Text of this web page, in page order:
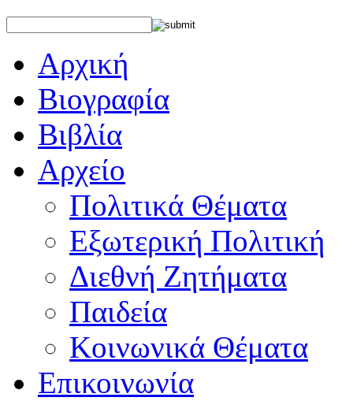
Αρχική
Βιογραφία
Βιβλία
Αρχείο
Πολιτικά Θέματα
Εξωτερική Πολιτική
Διεθνή Ζητήματα
Παιδεία
Κοινωνικά Θέματα
Επικοινωνία